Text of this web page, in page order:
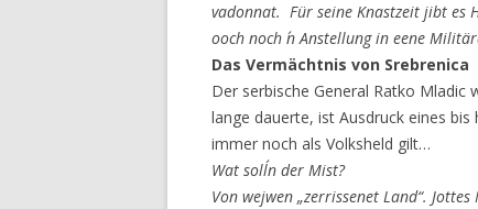
vadonnat. Für seine Knastzeit jibt es
ooch noch ´n Anstellung in eene
Das Vermächtnis von Srebrenica
Der serbische General Ratko Mladic
lange dauerte, ist Ausdruck eines
immer noch als Volksheld gilt…
Wat soll´n der Mist?
Von wejwen „zerrissenet Land“.